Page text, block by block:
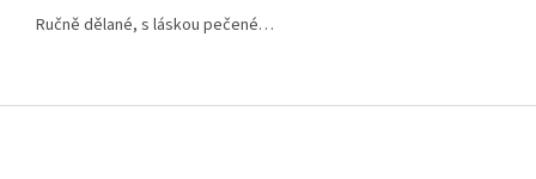
Ručně dělané, s láskou pečené…